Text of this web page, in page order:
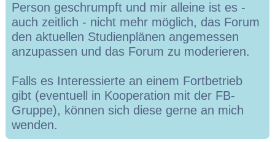
Person geschrumpft und mir alleine ist es -
auch zeitlich - nicht mehr möglich, das Forum
den aktuellen Studienplänen angemessen
anzupassen und das Forum zu moderieren.
Falls es Interessierte an einem Fortbetrieb
gibt (eventuell in Kooperation mit der FB-
Gruppe), können sich diese gerne an mich
wenden.